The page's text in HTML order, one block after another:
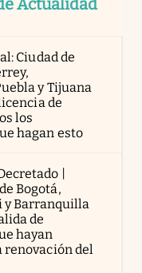
Actualidad
Ciudad de
y Tijuana
de
los
hagan esto
|
Bogotá,
y Barranquilla
de
hayan
renovación del